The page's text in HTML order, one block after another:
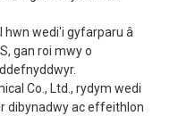
hwn wedi'i gyfarparu â
gan roi mwy o
Co., Ltd., rydym wedi
dibynadwy ac effeithlon
20KW
230V/400V
78A/26A